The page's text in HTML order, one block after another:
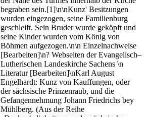
begraben sein.[1]\n\nKunz' Besitzungen
wurden eingezogen, seine Familienburg
geschleift. Sein Bruder wurde geköpft und
seine Kinder wurden vom König von
Böhmen aufgezogen.\n\n Einzelnachweise
[Bearbeiten]\n? Webseiten der Evangelisch–
Lutherischen Landeskirche Sachens \n
Literatur [Bearbeiten]\nKarl August
Engelhardt: Kunz von Kauffungen, oder
der sächsische Prinzenraub, und die
Gefangennehmung Johann Friedrichs bey
Mühlberg. (Aus der Reihe